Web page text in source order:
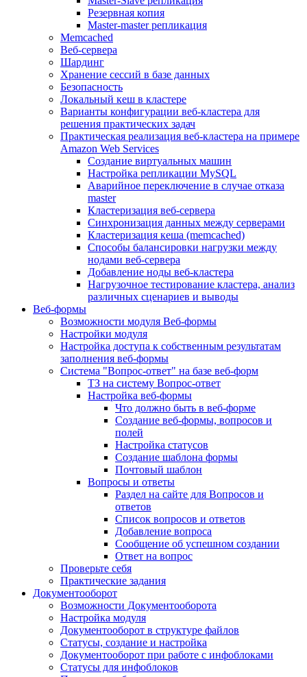
Резервная копия
Master-master репликация
Memcached
Веб-сервера
Шардинг
Хранение сессий в базе данных
Безопасность
Локальный кеш в кластере
Варианты конфигурации веб-кластера для
решения практических задач
Практическая реализация веб-кластера на примере
Amazon Web Services
Создание виртуальных машин
Настройка репликации MySQL
Аварийное переключение в случае отказа
master
Кластеризация веб-сервера
Синхронизация данных между серверами
Кластеризация кеша (memcached)
Способы балансировки нагрузки между
нодами веб-сервера
Добавление ноды веб-кластера
Нагрузочное тестирование кластера, анализ
различных сценариев и выводы
Веб-формы
Возможности модуля Веб-формы
Настройки модуля
Настройка доступа к собственным результатам
заполнения веб-формы
Система "Вопрос-ответ" на базе веб-форм
ТЗ на систему Вопрос-ответ
Настройка веб-формы
Что должно быть в веб-форме
Создание веб-формы, вопросов и
полей
Настройка статусов
Создание шаблона формы
Почтовый шаблон
Вопросы и ответы
Раздел на сайте для Вопросов и
ответов
Список вопросов и ответов
Добавление вопроса
Сообщение об успешном создании
Ответ на вопрос
Проверьте себя
Практические задания
Документооборот
Возможности Документооборота
Настройка модуля
Документооборот в структуре файлов
Статусы, создание и настройка
Документооборот при работе с инфоблоками
Статусы для инфоблоков